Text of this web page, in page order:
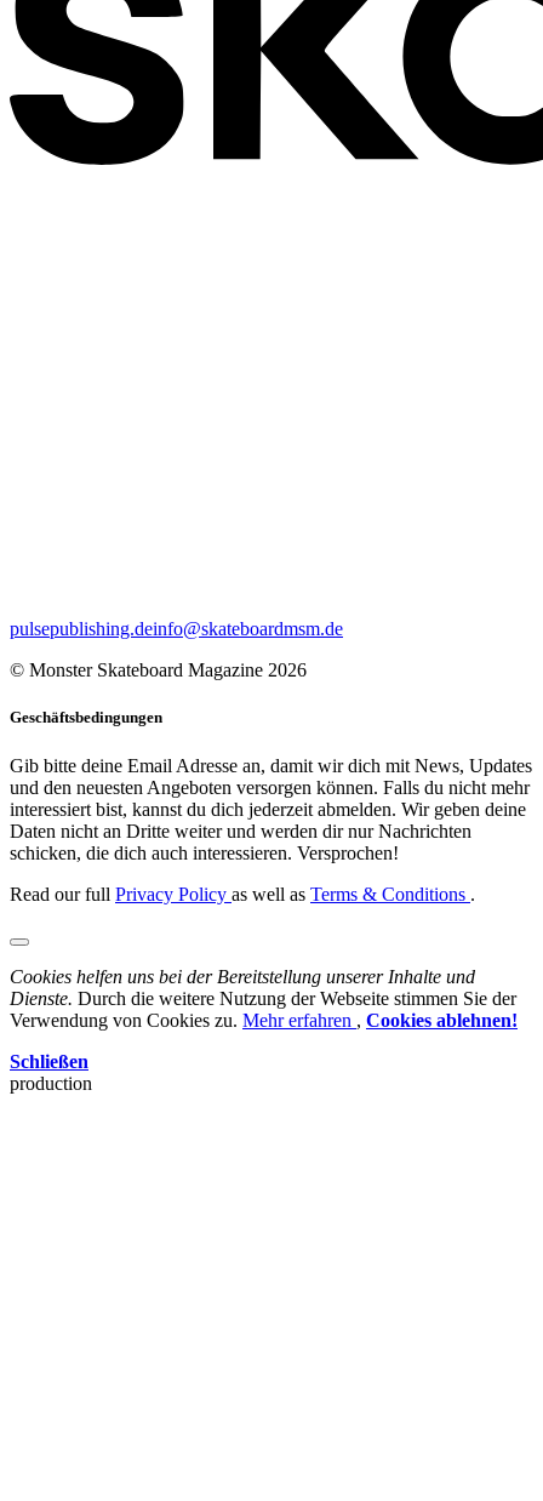
pulsepublishing.deinfo@skateboardmsm.de
© Monster Skateboard Magazine 2026
Geschäftsbedingungen
Gib bitte deine Email Adresse an, damit wir dich mit News, Updates
und den neuesten Angeboten versorgen können. Falls du nicht mehr
interessiert bist, kannst du dich jederzeit abmelden. Wir geben deine
Daten nicht an Dritte weiter und werden dir nur Nachrichten
schicken, die dich auch interessieren. Versprochen!
Read our full Privacy Policy as well as Terms & Conditions .
Cookies helfen uns bei der Bereitstellung unserer Inhalte und
Dienste. Durch die weitere Nutzung der Webseite stimmen Sie der
Verwendung von Cookies zu. Mehr erfahren , Cookies ablehnen!
Schließen
production